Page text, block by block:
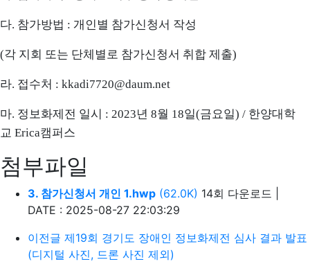
다. 참가방법 : 개인별 참가신청서 작성
(각 지회 또는 단체별로 참가신청서 취합 제출)
라. 접수처 : kkadi7720@daum.net
마. 정보화제전 일시 : 2023년 8월 18일(금요일) / 한양대학
교 Erica캠퍼스
첨부파일
3. 참가신청서 개인 1.hwp (62.0K) 14회 다운로드
DATE : 2025-08-27 22:03:29
이전글 제19회 경기도 장애인 정보화제전 심사 결과 발표
(디지털 사진, 드론 사진 제외)